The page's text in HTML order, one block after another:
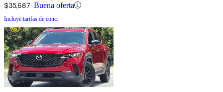
$35,687 Buena oferta
Incluye tarifas de conc.